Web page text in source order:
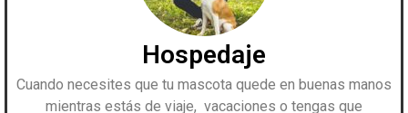
Hospedaje
Cuando necesites que tu mascota quede en buenas manos
mientras estás de viaje, vacaciones o tengas que